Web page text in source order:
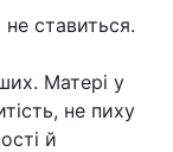
ставиться.
Матері у
не пиху
й